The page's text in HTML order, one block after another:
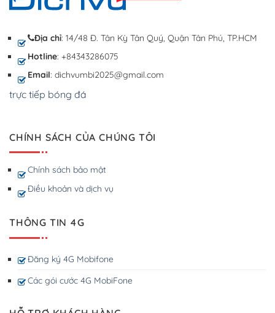
Địa chỉ: 14/48 Đ. Tân Kỳ Tân Quý, Quận Tân Phú, TP.HCM
Hotline: +84343286075
Email: dichvumbi2025@gmail.com
trực tiếp bóng đá
CHÍNH SÁCH CỦA CHÚNG TÔI
Chính sách bảo mật
Điều khoản và dịch vụ
THÔNG TIN 4G
Đăng ký 4G Mobifone
Các gói cước 4G MobiFone